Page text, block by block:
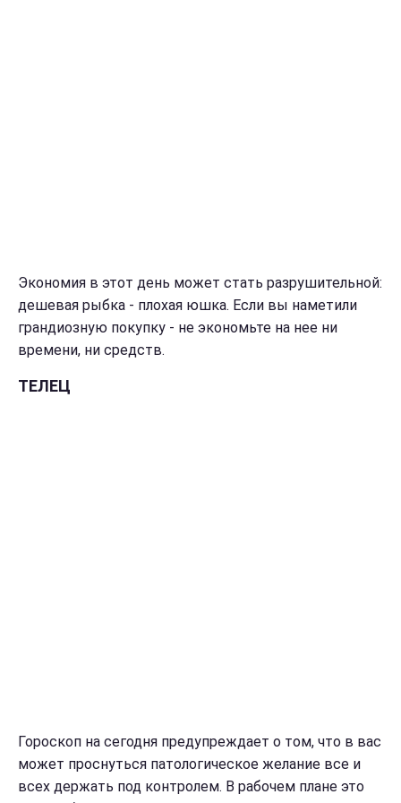
Экономия в этот день может стать разрушительной:
дешевая рыбка - плохая юшка. Если вы наметили
грандиозную покупку - не экономьте на нее ни
времени, ни средств.
ТЕЛЕЦ
Гороскоп на сегодня предупреждает о том, что в вас
может проснуться патологическое желание все и
всех держать под контролем. В рабочем плане это